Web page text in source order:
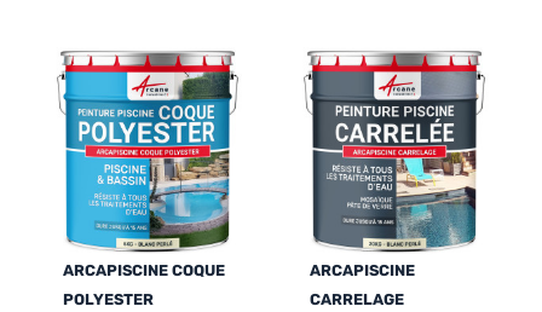
ARCAPISCINE COQUE
POLYESTER
ARCAPISCINE
CARRELAGE